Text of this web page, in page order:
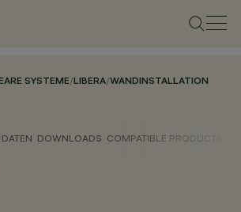
SYSTEME/LIBERA/WANDINSTALLATION
DOWNLOADS COMPATIBLE PRODUCTS